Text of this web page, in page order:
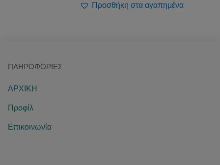
Προσθήκη στα αγαπημένα
ΠΛΗΡΟΦΟΡΊΕΣ
ΑΡΧΙΚΗ
Προφίλ
Επικοινωνία